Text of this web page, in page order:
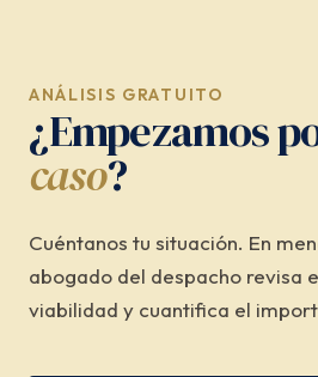
ANÁLISIS GRATUITO
¿Empezamos
caso?
Cuéntanos tu situación. En
abogado del despacho revisa
viabilidad y cuantifica el